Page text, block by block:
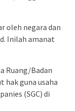
oleh negara dan
Inilah amanat
Ruang/Badan
hak guna usaha
(SGC) di